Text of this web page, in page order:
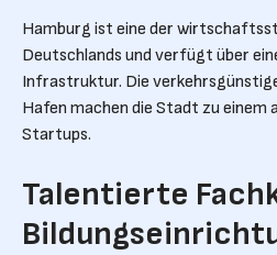
Hamburg ist eine der
Deutschlands und verfügt über
Infrastruktur. Die
Hafen machen die Stadt zu
Startups.
Talentierte